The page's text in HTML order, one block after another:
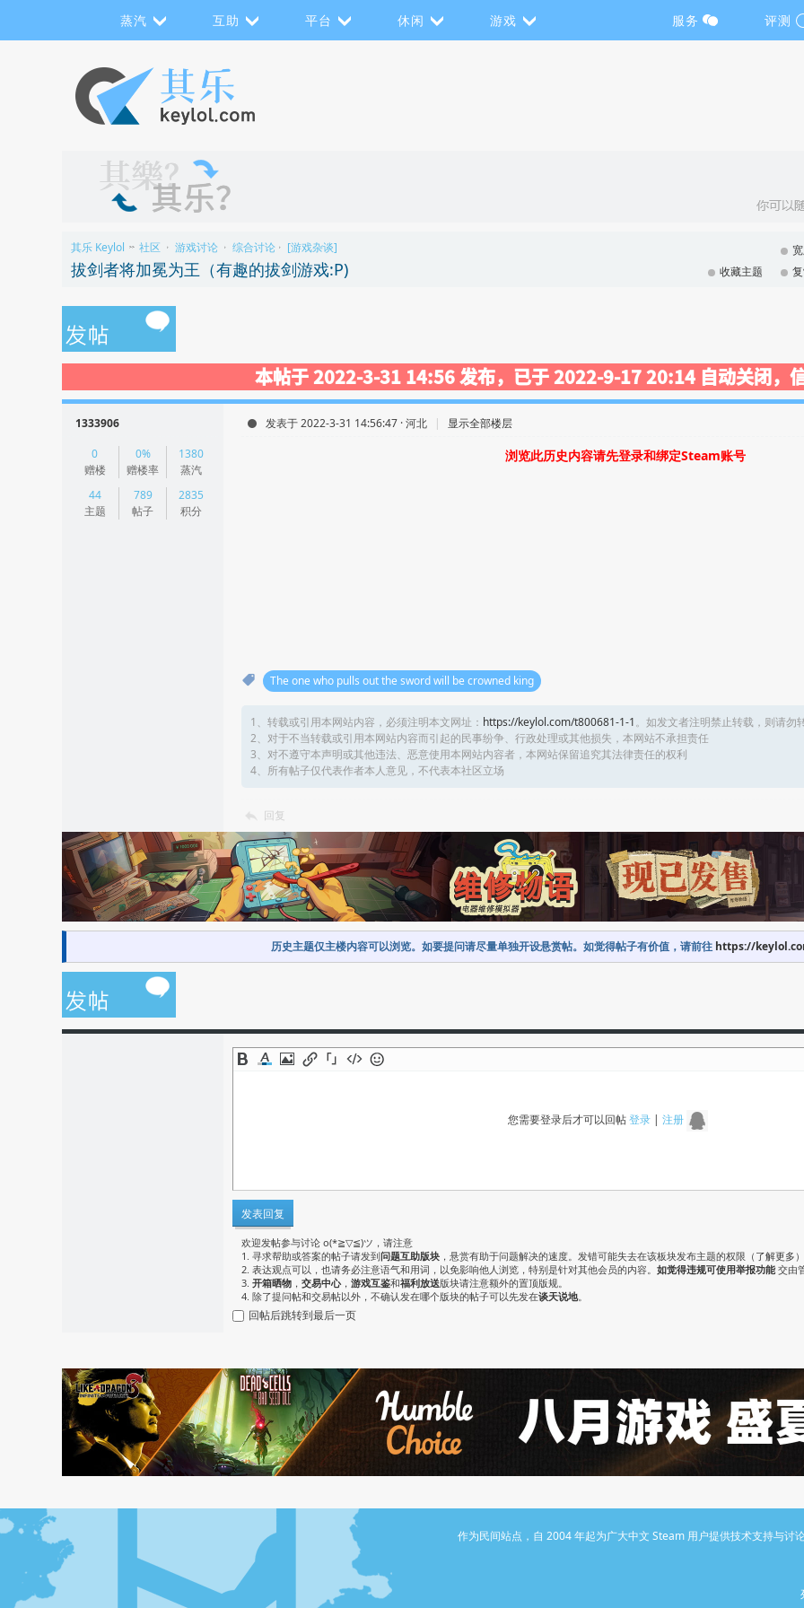
蒸汽 互助 平台 休闲 游戏 服务 评测
其乐 Keylol >> 社区 › 游戏讨论 › 综合讨论 › [游戏杂谈]
拔剑者将加冕为王（有趣的拔剑游戏:P)
收藏主题
本帖于 2022-3-31 14:56 发布，已于 2022-9-17 20:14 自动关闭，
1333906
0
赠楼
0%
赠楼率
1380
蒸汽
44
主题
789
帖子
2835
积分
发表于 2022-3-31 14:56:47 · 河北 |
显示全部楼层
浏览此历史内容请先登录和绑定Steam账号
The one who pulls out the sword will be crowned king
1、转载或引用本网站内容，必须注明本文网址： https://keylol.com/t800681-1-1。如发文者注明禁止转载，则请勿
2、对于不当转载或引用本网站内容而引起的民事纷争、行政处理或其他损失，本网站不承担责任
3、对不遵守本声明或其他违法、恶意使用本网站内容者，本网站保留追究其法律责任的权利
4、所有帖子仅代表作者本人意见，不代表本社区立场
回复
历史主题仅主楼内容可以浏览。如要提问请尽量单独开设悬赏帖。如觉得帖子有价值，请前往 https://
您需要登录后才可以回帖登录| 注册
发表回复
欢迎发帖参与讨论 o(*≧▽≦)ツ，请注意
1. 寻求帮助或答案的帖子请发到问题互助版块 ，悬赏有助于问题解决的速度。发错可能失去在该板块发布主题的权限（ 了解更多 ）
2. 表达观点可以，也请务必注意语气和用词，以免影响他人浏览，特别是针对其他会员的内容。 如觉得违规可使用举报功能 交由
3. 开箱晒物 ， 交易中心， 游戏互鉴和福利放送版块请注意额外的置顶版规。
4. 除了提问帖和交易帖以外，不确认发在哪个版块的帖子可以先发在谈天说地。
回帖后跳转到最后一页
作为民间站点，自 2004 年起为广大中文 Steam 用户提供技术支持与讨